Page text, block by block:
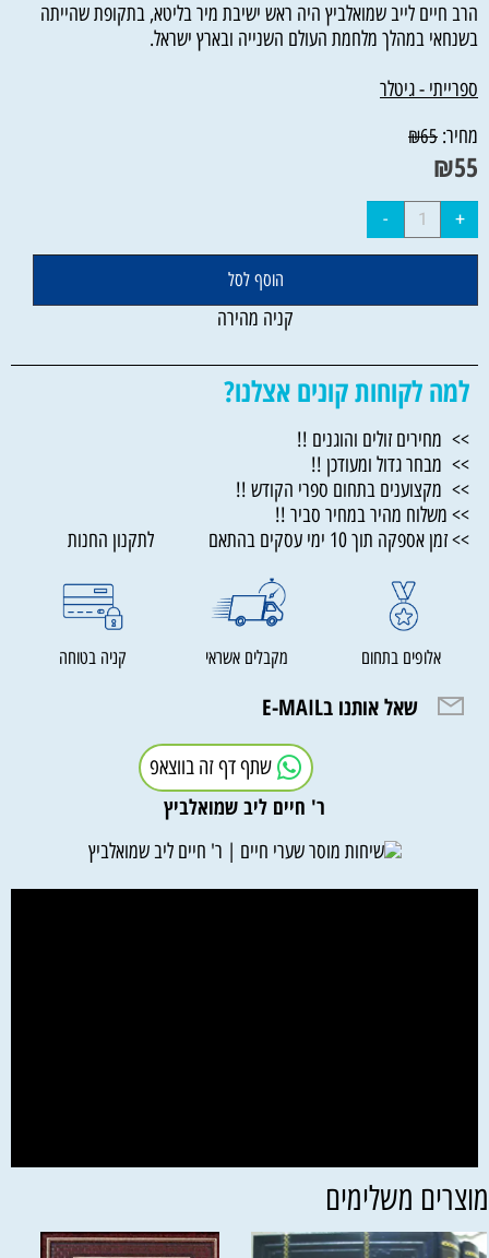
הרב חיים לייב שמואלביץ היה ראש ישיבת מיר בליטא, בתקופת שהייתה
בשנחאי במהלך מלחמת העולם השנייה ובארץ ישראל.
ספרייתי - גיטלר
מחיר:
₪65
₪55
הוסף לסל
קניה מהירה
למה לקוחות קונים אצלנו?
>> מחירים זולים והוגנים !!
>> מבחר גדול ומעודכן !!
>> מקצוענים בתחום ספרי הקודש !!
>> משלוח מהיר במחיר סביר !!
>> זמן אספקה תוך 10 ימי עסקים בהתאם לתקנון החנות
אלופים בתחום מקבלים אשראי קניה בטוחה
שאל אותנו בE-MAIL
שתף דף זה בווצאפ
ר' חיים ליב שמואלביץ
משלימים